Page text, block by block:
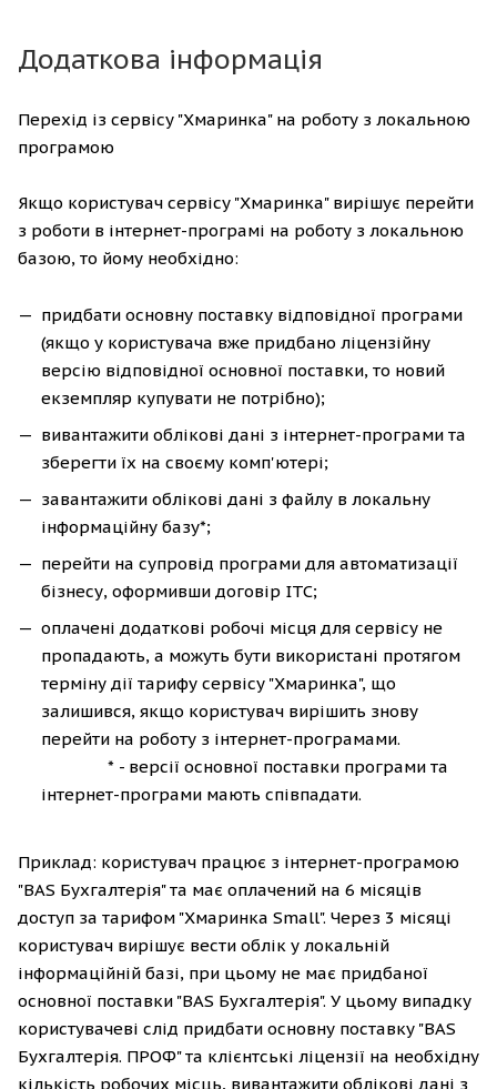
Додаткова інформація
Перехід із сервісу "Хмаринка" на роботу з локальною
програмою
Якщо користувач сервісу "Хмаринка" вирішує перейти
з роботи в інтернет-програмі на роботу з локальною
базою, то йому необхідно:
придбати основну поставку відповідної програми
(якщо у користувача вже придбано ліцензійну
версію відповідної основної поставки, то новий
екземпляр купувати не потрібно);
вивантажити облікові дані з інтернет-програми та
зберегти їх на своєму комп'ютері;
завантажити облікові дані з файлу в локальну
інформаційну базу*;
перейти на супровід програми для автоматизації
бізнесу, оформивши договір ІТС;
оплачені додаткові робочі місця для сервісу не
пропадають, а можуть бути використані протягом
терміну дії тарифу сервісу "Хмаринка", що
залишився, якщо користувач вирішить знову
перейти на роботу з інтернет-програмами.
* - версії основної поставки програми та
інтернет-програми мають співпадати.
Приклад: користувач працює з інтернет-програмою
"BAS Бухгалтерія" та має оплачений на 6 місяців
доступ за тарифом "Хмаринка Small". Через 3 місяці
користувач вирішує вести облік у локальній
інформаційній базі, при цьому не має придбаної
основної поставки "BAS Бухгалтерія". У цьому випадку
користувачеві слід придбати основну поставку "BAS
Бухгалтерія. ПРОФ" та клієнтські ліцензії на необхідну
кількість робочих місць, вивантажити облікові дані з